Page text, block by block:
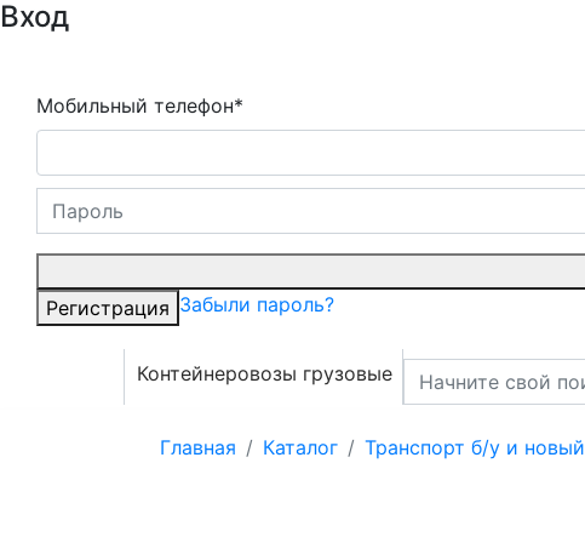
Вход
Мобильный телефон*
Регистрация Забыли пароль?
Контейнеровозы грузовые
Главная Каталог Транспорт б/у и новый